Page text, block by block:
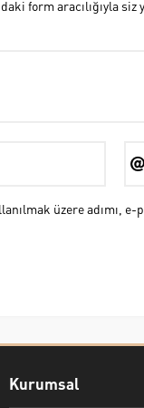
form aracılığıyla
üzere adımı,
Kurumsal